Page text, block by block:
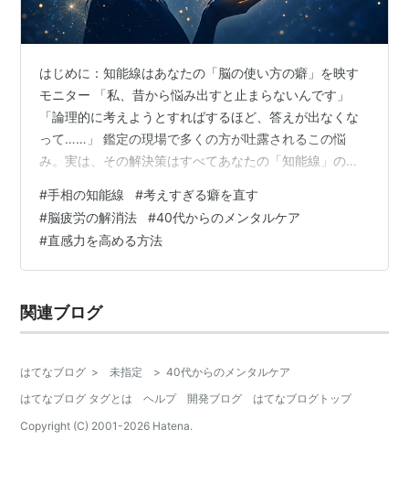
はじめに：知能線はあなたの「脳の使い方の癖」を映す
モニター 「私、昔から悩み出すと止まらないんです」
「論理的に考えようとすればするほど、答えが出なくな
って……」 鑑定の現場で多くの方が吐露されるこの悩
み。実は、その解決策はすべてあなたの「知能線」の中
ら手のひらを横切る線のこと。手相学において、この線
はあなたの「判断力」「集中力」「創造性」、そして何
より「ストレスへの耐性」を司ります。 2026年という
「1：始まり」の年は、新しい情報や選択肢が次々と飛び
考パターンに縛られたままでは、せっかくの運気…
#手相の知能線 #考えすぎる癖を直す
#脳疲労の解消法 #40代からのメンタルケア
#直感力を高める方法
関連ブログ
はてなブログ > 未指定 > 40代からのメンタルケア
はてなブログ タグとは
ヘルプ 開発ブログ
はてなブログトップ
Copyright (C) 2001-2026 Hatena.